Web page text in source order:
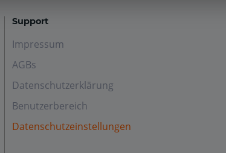
Support
Impressum
AGBs
Datenschutzerklärung
Benutzerbereich
Datenschutzeinstellungen